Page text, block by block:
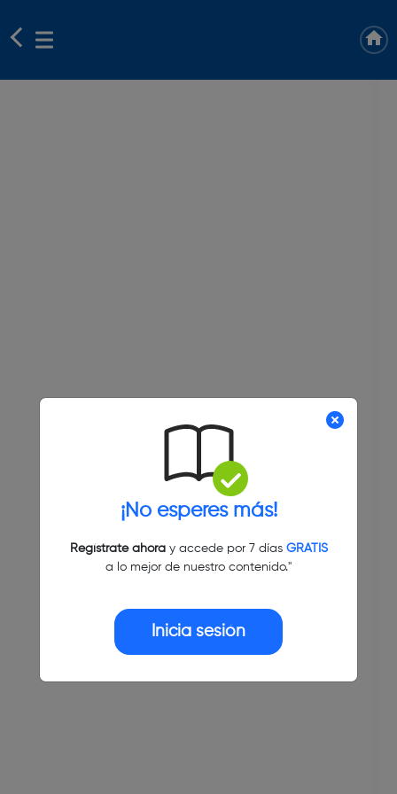
¡No esperes más!
Regístrate ahoray accede por 7 días GRATIS
a lo mejor de nuestro contenido."
Inicia sesión